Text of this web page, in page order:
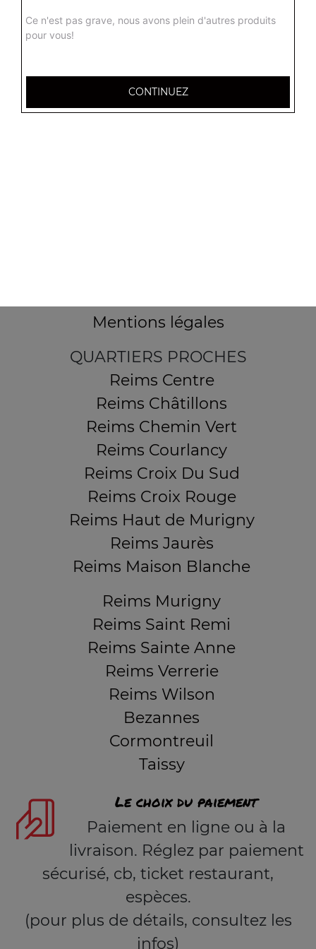
12.50€
Mentions légales
QUARTIERS PROCHES
Reims Centre
Reims Châtillons
Reims Chemin Vert
Reims Courlancy
Reims Croix Du Sud
Reims Croix Rouge
Reims Haut de Murigny
Reims Jaurès
Reims Maison Blanche
Reims Murigny
Reims Saint Remi
Reims Sainte Anne
Reims Verrerie
Reims Wilson
Bezannes
Cormontreuil
Taissy
Le choix du paiement
Paiement en ligne ou à la
livraison. Réglez par paiement
sécurisé, cb, ticket restaurant,
espèces.
(pour plus de détails, consultez les
infos)
Ce n'est pas grave, nous avons plein d'autres produits
pour vous!
CONTINUEZ